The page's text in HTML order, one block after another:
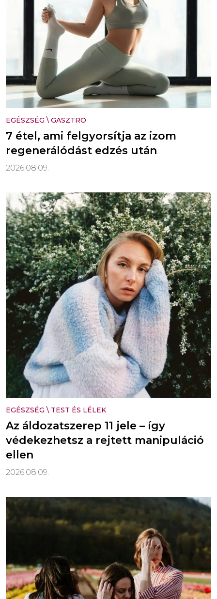
EGÉSZSÉG \ GASZTRO
7 étel, ami felgyorsítja az izom
regenerálódást edzés után
2026.08.09.
EGÉSZSÉG \ TEST ÉS LÉLEK
Az áldozatszerep 11 jele – így
védekezhetsz a rejtett manipuláció
ellen
2026.08.09.